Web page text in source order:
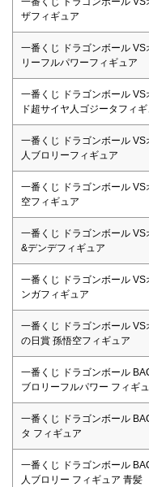
ザフィギュア
一番くじ ドラゴンボール
リーフルパワーフィギュア
一番くじ ドラゴンボール
ド超サイヤ人ゴジータフィ
一番くじ ドラゴンボール
人ブロリーフィギュア
一番くじ ドラゴンボール
空フィギュア
一番くじ ドラゴンボール
&デンデフィギュア
一番くじ ドラゴンボール
ンガフィギュア
一番くじ ドラゴンボール
の日賞 孫悟空フィギュア
一番くじ ドラゴンボール
ブロリーフルパワー フィギ
一番くじ ドラゴンボール
タ フィギュア
一番くじ ドラゴンボール
人ブロリー フィギュア 青髪